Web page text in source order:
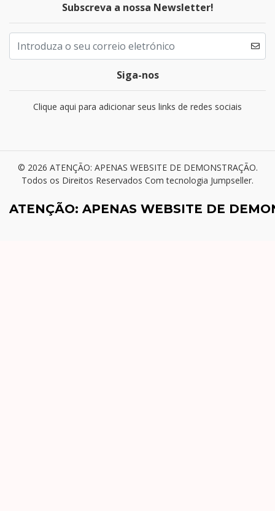
Subscreva a nossa Newsletter!
Siga-nos
Clique aqui para adicionar seus links de redes sociais
© 2026 ATENÇÃO: APENAS WEBSITE DE DEMONSTRAÇÃO.
Todos os Direitos Reservados Com tecnologia Jumpseller.
ATENÇÃO: APENAS WEBSITE DE